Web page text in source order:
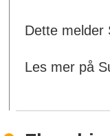
Dette melder
Les mer på